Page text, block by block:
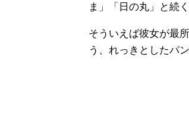
ま」「日の丸」と続く
そういえば彼女が最
う、れっきとしたパ